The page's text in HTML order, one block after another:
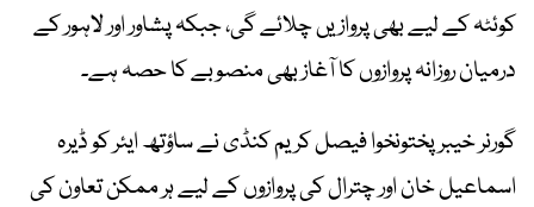
کوئٹہ کے لیے بھی پروازیں چلائے گی، جبکہ پشاور اور لاہور کے
درمیان روزانہ پروازوں کا آغاز بھی منصوبے کا حصہ ہے۔
گورنر خیبرپختونخوا فیصل کریم کنڈی نے ساؤتھ ایئر کو ڈیرہ
اسماعیل خان اور چترال کی پروازوں کے لیے ہر ممکن تعاون کی